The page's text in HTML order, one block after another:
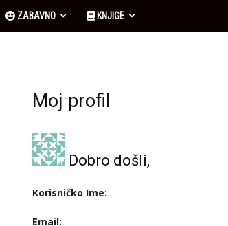
ZABAVNO KNJIGE
Moj profil
Dobro došli,
Korisničko Ime:
Email: